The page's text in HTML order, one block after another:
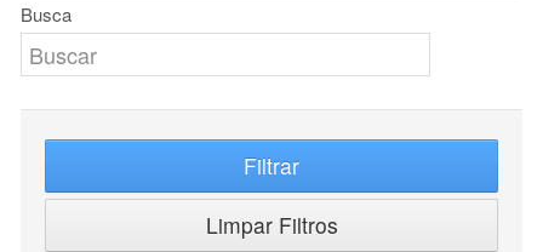
Busca
Filtrar
Limpar Filtros